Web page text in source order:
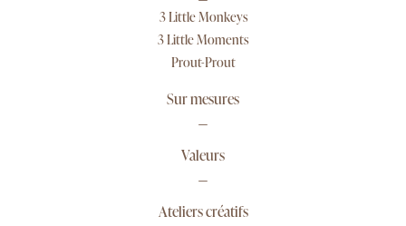
3 Little Monkeys
3 Little Moments
Prout-Prout
Sur mesures
Valeurs
Ateliers créatifs